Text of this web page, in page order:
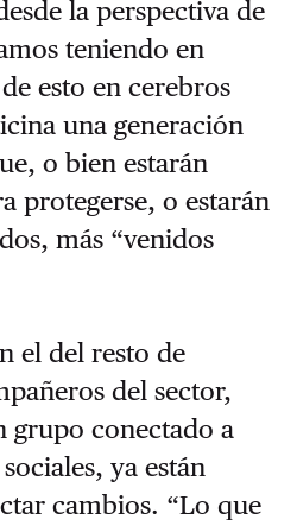
la perspectiva de
teniendo en
esto en cerebros
una generación
o bien estarán
protegerse, o estarán
más “venidos
el del resto de
del sector,
grupo conectado a
ya están
cambios. “Lo que